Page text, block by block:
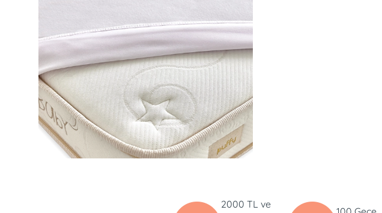
2000 TL ve